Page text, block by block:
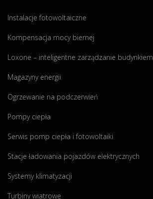
Instalacje fotowoltaiczne
Kompensacja mocy biernej
Loxone – inteligentne zarządzanie budynkiem
Magazyny energii
Ogrzewanie na podczerwień
Pompy ciepła
Serwis pomp ciepła i fotowoltaiki
Stacje ładowania pojazdów elektrycznych
Systemy klimatyzacji
Turbiny wiatrowe